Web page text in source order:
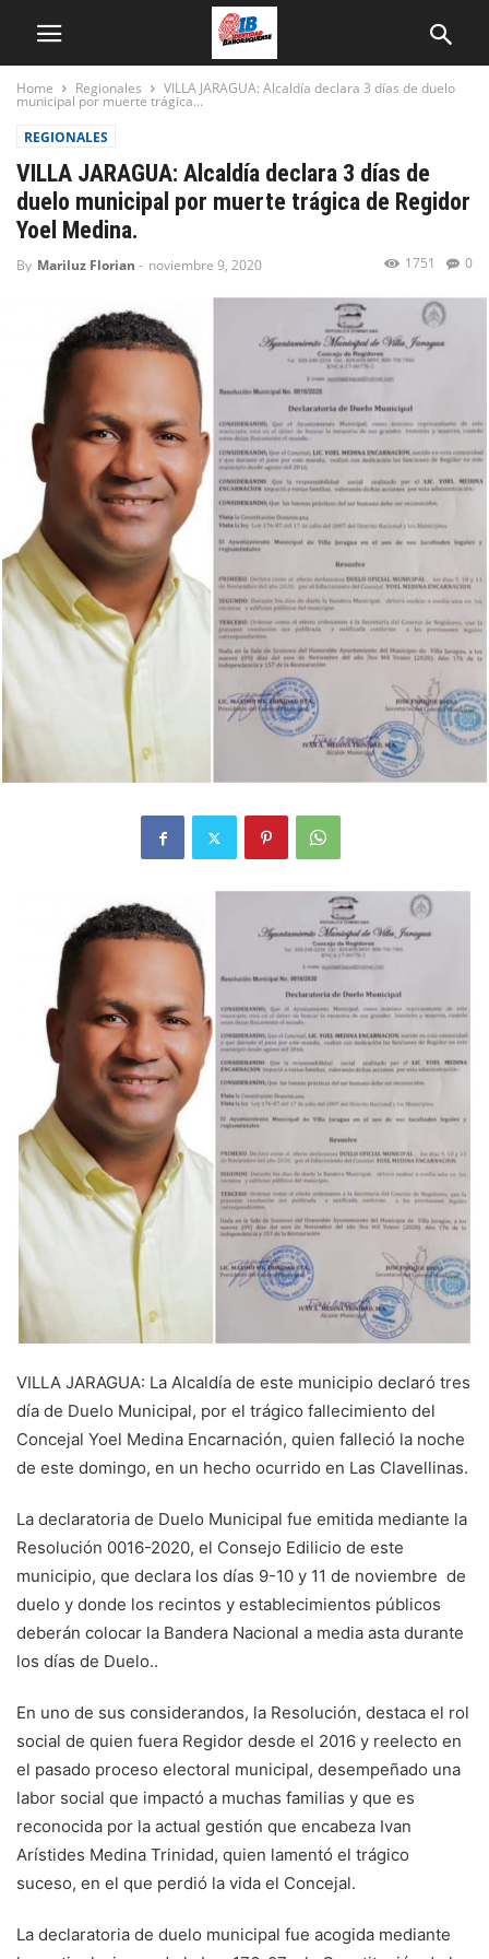
Home Regionales VILLA JARAGUA: Alcaldía declara 3 días de duelo
municipal por muerte trágica...
REGIONALES
VILLA JARAGUA: Alcaldía declara 3 días de
duelo municipal por muerte trágica de Regidor
Yoel Medina.
By Mariluz Florian - noviembre 9, 2020 0
1751
VILLA JARAGUA: La Alcaldía de este municipio declaró tres
día de Duelo Municipal, por el trágico fallecimiento del
Concejal Yoel Medina Encarnación, quien falleció la noche
de este domingo, en un hecho ocurrido en Las Clavellinas.
La declaratoria de Duelo Municipal fue emitida mediante la
Resolución 0016-2020, el Consejo Edilicio de este
municipio, que declara los días 9-10 y 11 de noviembre de
duelo y donde los recintos y establecimientos públicos
deberán colocar la Bandera Nacional a media asta durante
los días de Duelo..
En uno de sus considerandos, la Resolución, destaca el rol
social de quien fuera Regidor desde el 2016 y reelecto en
el pasado proceso electoral municipal, desempeñado una
labor social que impactó a muchas familias y que es
reconocida por la actual gestión que encabeza Ivan
Arístides Medina Trinidad, quien lamentó el trágico
suceso, en el que perdió la vida el Concejal.
La declaratoria de duelo municipal fue acogida mediante